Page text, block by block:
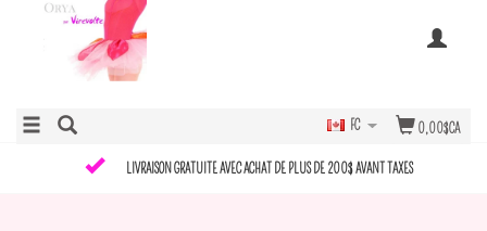
0,00$CA
FC
LIVRAISON GRATUITE AVEC ACHAT DE PLUS DE 200$ AVANT TAXES